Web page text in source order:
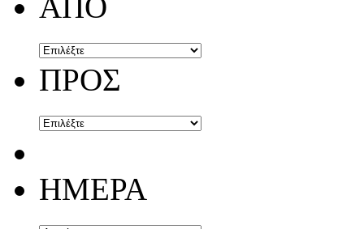
ΠΡΟΣ
ΗΜΕΡΑ